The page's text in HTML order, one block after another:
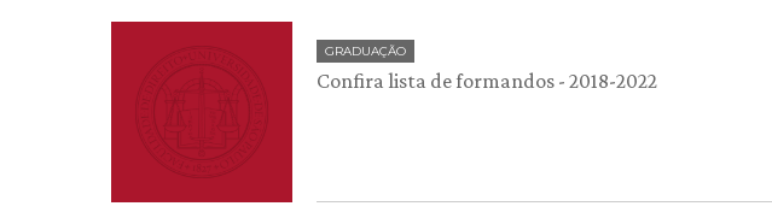
GRADUAÇÃO
Confira lista de formandos - 2018-2022